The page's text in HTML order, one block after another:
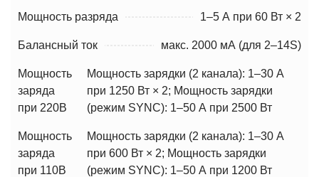
Мощность разряда 1–5 А при 60 Вт × 2
Балансный ток макс. 2000 мА (для 2–14S)
Мощность
заряда
при 220В
Мощность зарядки (2 канала): 1–30 А
при 1250 Вт × 2; Мощность зарядки
(режим SYNC): 1–50 А при 2500 Вт
Мощность
заряда
при 110В
Мощность зарядки (2 канала): 1–30 А
при 600 Вт × 2; Мощность зарядки
(режим SYNC): 1–50 А при 1200 Вт